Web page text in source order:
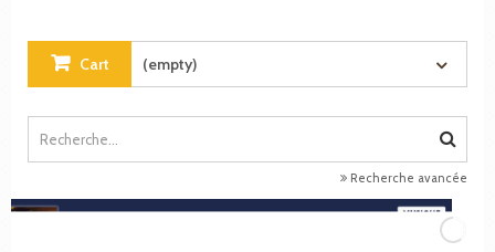
Cart (empty)
Recherche avancée